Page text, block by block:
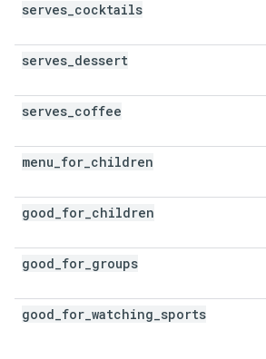
serves_cocktails
serves_dessert
serves_coffee
menu_for_children
good_for_children
good_for_groups
good_for_watching_sports